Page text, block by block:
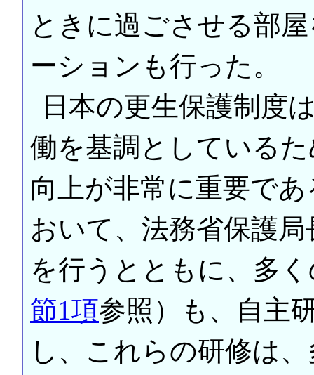
ときに過ごさせる部
ーションも行った。
日本の更生保護制度
働を基調としている
向上が非常に重要で
おいて、法務省保護
を行うとともに、多
節1項参照）も、自主
し、これらの研修は